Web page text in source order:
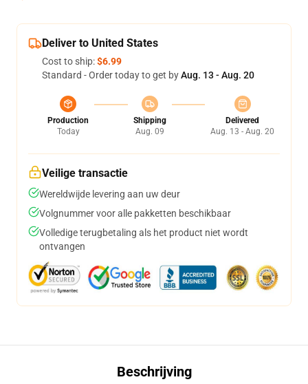
Deliver to United States
Cost to ship:$6.99
Standard - Order today to get byAug. 13 - Aug. 20
Production
Today
Shipping
Aug. 09
Delivered
Aug. 13 - Aug. 20
Veilige transactie
Wereldwijde levering aan uw deur
Volgnummer voor alle pakketten beschikbaar
Volledige terugbetaling als het product niet wordt
ontvangen
Beschrijving